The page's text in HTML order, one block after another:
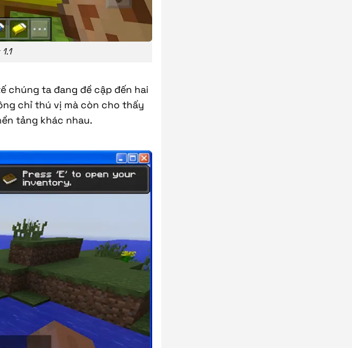
chúng ta đang đề cập đến hai
chỉ thú vị mà còn cho thấy
tảng khác nhau.